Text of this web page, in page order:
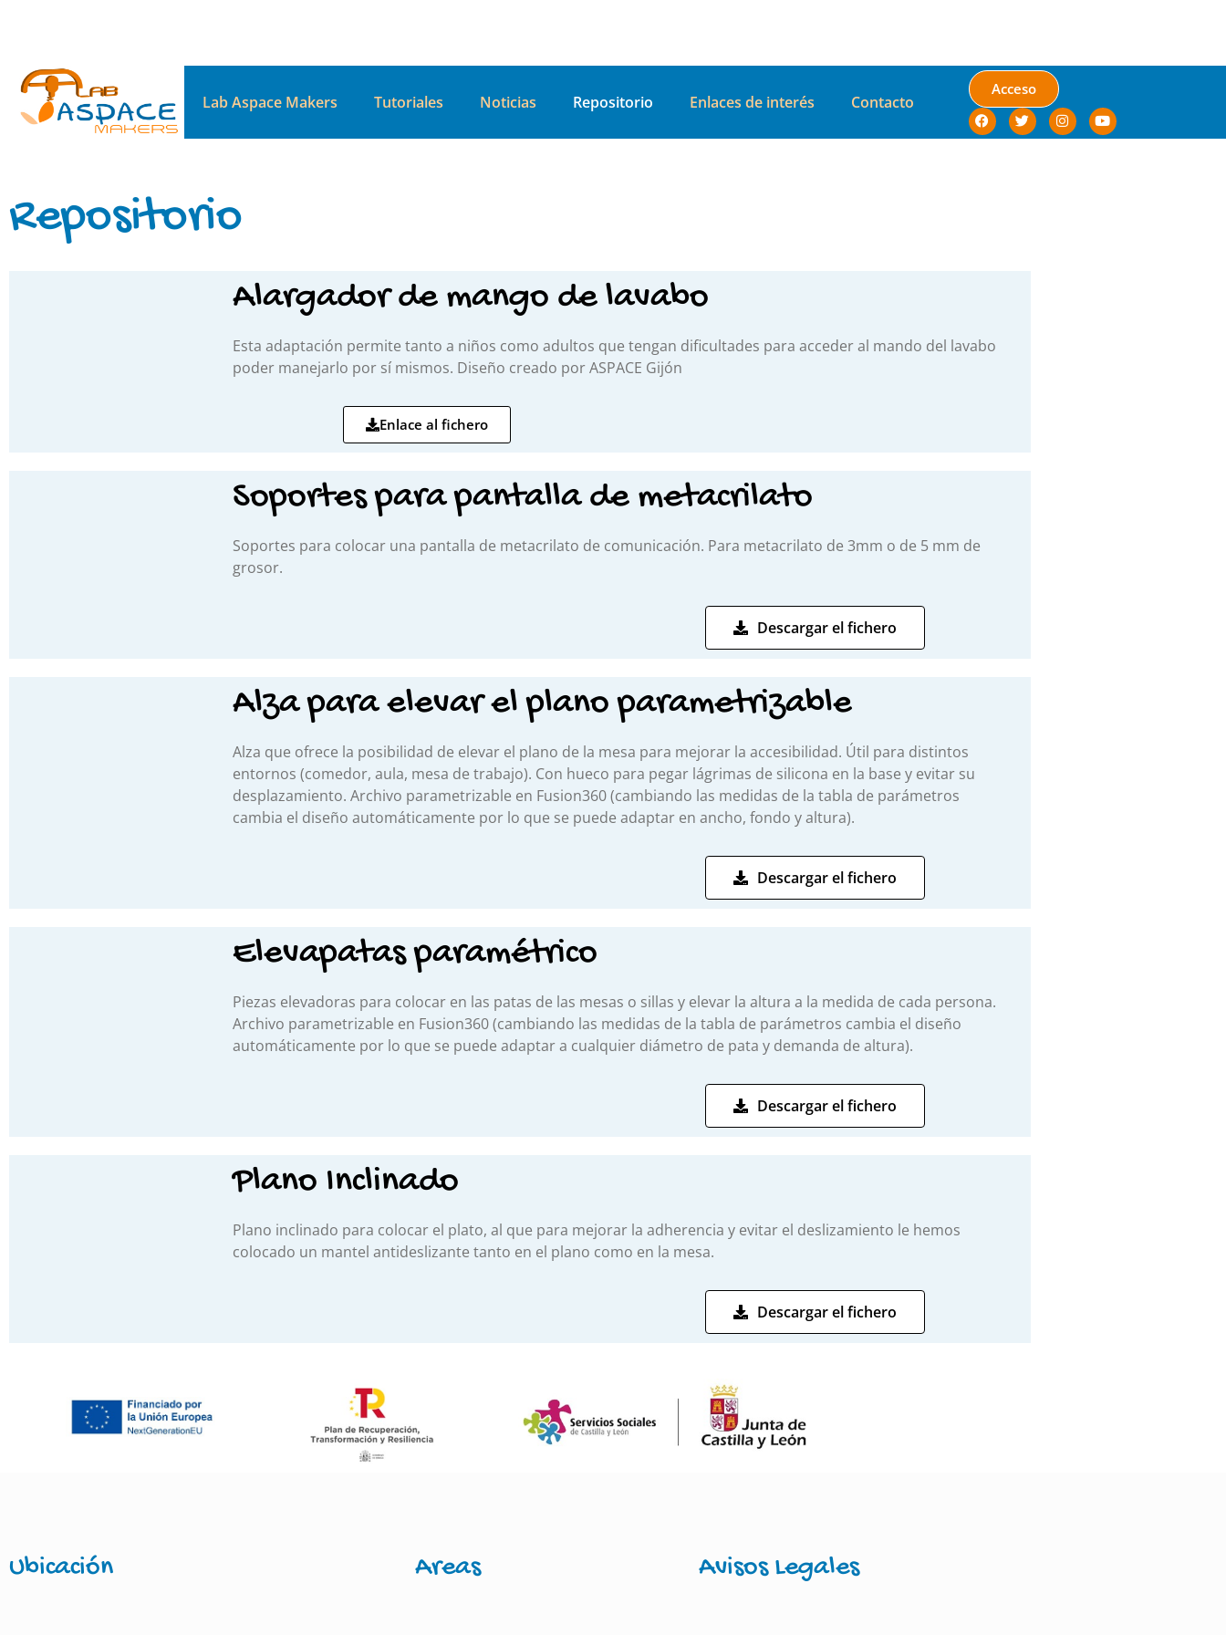
Lab Aspace Makers Tutoriales Noticias Repositorio Enlaces de interés Contacto
Acceso
Repositorio
Alargador de mango de lavabo
Esta adaptación permite tanto a niños como adultos que tengan dificultades para acceder al mando del lavabo
poder manejarlo por sí mismos. Diseño creado por ASPACE Gijón
Enlace al fichero
Soportes para pantalla de metacrilato
Soportes para colocar una pantalla de metacrilato de comunicación. Para metacrilato de 3mm o de 5 mm de
grosor.
Descargar el fichero
Alza para elevar el plano parametrizable
Alza que ofrece la posibilidad de elevar el plano de la mesa para mejorar la accesibilidad. Útil para distintos
entornos (comedor, aula, mesa de trabajo). Con hueco para pegar lágrimas de silicona en la base y evitar su
desplazamiento. Archivo parametrizable en Fusion360 (cambiando las medidas de la tabla de parámetros
cambia el diseño automáticamente por lo que se puede adaptar en ancho, fondo y altura).
Descargar el fichero
Elevapatas paramétrico
Piezas elevadoras para colocar en las patas de las mesas o sillas y elevar la altura a la medida de cada persona.
Archivo parametrizable en Fusion360 (cambiando las medidas de la tabla de parámetros cambia el diseño
automáticamente por lo que se puede adaptar a cualquier diámetro de pata y demanda de altura).
Descargar el fichero
Plano Inclinado
Plano inclinado para colocar el plato, al que para mejorar la adherencia y evitar el deslizamiento le hemos
colocado un mantel antideslizante tanto en el plano como en la mesa.
Descargar el fichero
Ubicación Areas Avisos Legales